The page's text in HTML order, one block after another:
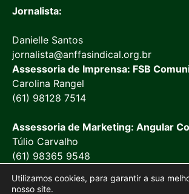
Jornalista:
Danielle Santos
jornalista@anffasindical.org.br
Assessoria de Imprensa: FSB
Carolina Rangel
(61) 98128 7514
Assessoria de Marketing: Angular
Túlio Carvalho
(61) 98365 9548
Utilizamos cookies, para garantir a sua
nosso site.